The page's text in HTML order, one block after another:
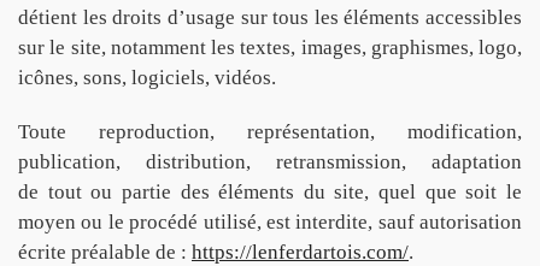
détient les droits d’usage sur tous les éléments accessibles
sur le site, notamment les textes, images, graphismes, logo,
icônes, sons, logiciels, vidéos.
Toute reproduction, représentation, modification,
publication, distribution, retransmission, adaptation
de tout ou partie des éléments du site, quel que soit le
moyen ou le procédé utilisé, est interdite, sauf autorisation
écrite préalable de : https://lenferdartois.com/.